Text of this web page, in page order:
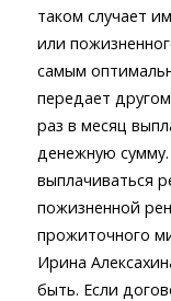
таком случает
или
самым
передает
раз в месяц
денежную
выплачиваться
пожизненной
прожиточного
Ирина
быть. Если